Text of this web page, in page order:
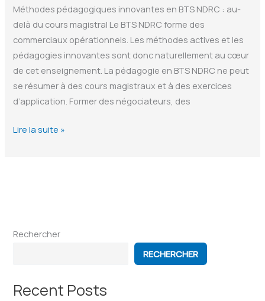
Méthodes pédagogiques innovantes en BTS NDRC : au-
delà du cours magistral Le BTS NDRC forme des
commerciaux opérationnels. Les méthodes actives et les
pédagogies innovantes sont donc naturellement au cœur
de cet enseignement. La pédagogie en BTS NDRC ne peut
se résumer à des cours magistraux et à des exercices
d’application. Former des négociateurs, des
Méthodes
Lire la suite »
Rechercher
RECHERCHER
Recent Posts